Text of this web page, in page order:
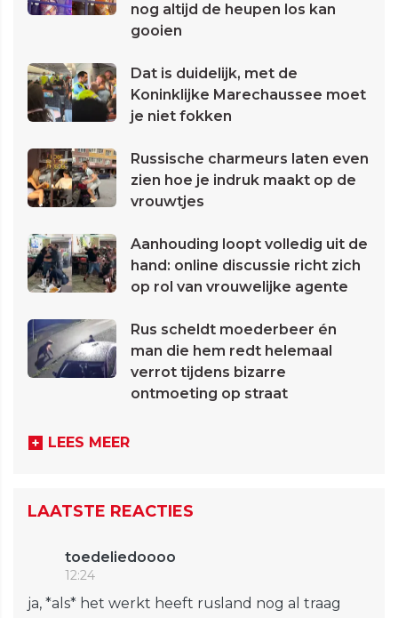
nog altijd de heupen los kan
gooien
Dat is duidelijk, met de
Koninklijke Marechaussee moet
je niet fokken
Russische charmeurs laten even
zien hoe je indruk maakt op de
vrouwtjes
Aanhouding loopt volledig uit de
hand: online discussie richt zich
op rol van vrouwelijke agente
Rus scheldt moederbeer én
man die hem redt helemaal
verrot tijdens bizarre
ontmoeting op straat
LEES MEER
LAATSTE REACTIES
toedeliedoooo
12:24
ja, *als* het werkt heeft rusland nog al traag